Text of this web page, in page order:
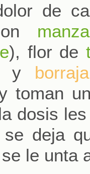
de
), flor de
y borraja
toman
dosis
se deja
le unta